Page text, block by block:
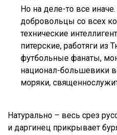
Но на деле-то все
добровольцы со всех
технические
питерские, работяги из
футбольные фанаты,
национал-большевики
моряки,
Натурально – весь срез
и даргинец прикрывает